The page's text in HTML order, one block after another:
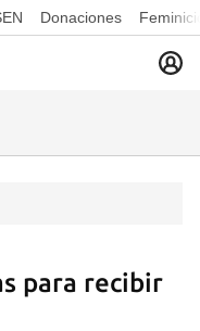
Donaciones
para recibir